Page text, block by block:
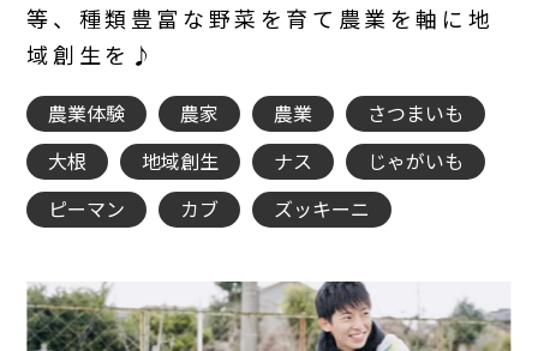
等、種類豊富な野菜を育て農業を軸に地
域創生を♪
農業体験 農家 農業
さつまいも
大根
地域創生 ナス
じゃがいも
ピーマン
カブ ズッキーニ